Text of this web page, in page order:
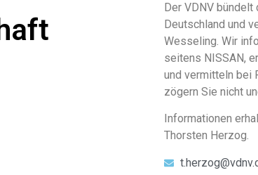
Der VDNV
Deutschland und
Wesseling. Wir
seitens NISSAN,
und vermitteln bei
zögern Sie nicht
Informationen
Thorsten Herzog.